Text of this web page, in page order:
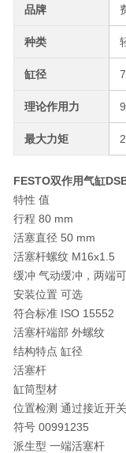
品牌
种类
缸径
理论作用力
最大力矩
FESTO双作用气缸
特性 值
行程 80 mm
活塞直径 50 mm
活塞杆螺纹 M16x1.5
缓冲 气动缓冲，两端
安装位置 可选
符合标准 ISO 15552
活塞杆端部 外螺纹
结构特点 缸径
活塞杆
缸筒型材
位置检测 通过接近开关
符号 00991235
派生型 一端活塞杆